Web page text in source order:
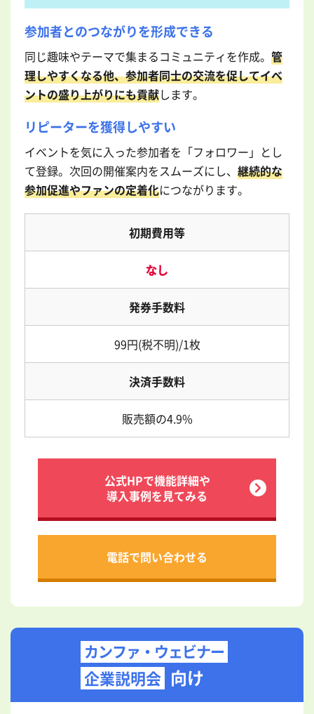
参加者とのつながりを形成できる
同じ趣味やテーマで集まるコミュニティを作成。 管
理しやすくなる他、参加者同士の交流を促してイベ
ントの盛り上がりにも貢献します。
リピーターを獲得しやすい
イベントを気に入った参加者を「フォロワー」とし
て登録。次回の開催案内をスムーズにし、 継続的な
参加促進やファンの定着化につながります。
初期費用等
なし
発券手数料
99円(税不明)/1枚
決済手数料
販売額の4.9%
公式HPで機能詳細や
導入事例を見てみる
電話で問い合わせる
カンファ・ウェビナー
企業説明会 向け